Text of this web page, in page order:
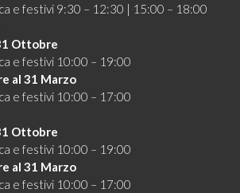
e festivi 9:30 – 12:30 | 15:00 – 18:00
Ottobre
e festivi 10:00 – 19:00
al 31 Marzo
e festivi 10:00 – 17:00
Ottobre
e festivi 10:00 – 19:00
al 31 Marzo
e festivi 10:00 – 17:00